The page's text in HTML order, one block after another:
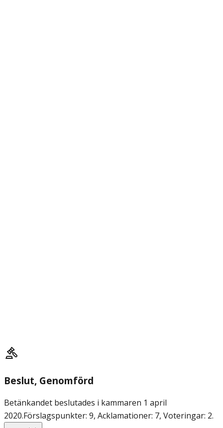
Beslut, Genomförd
Betänkandet beslutades i kammaren 1 april
2020.Förslagspunkter: 9, Acklamationer: 7, Voteringar: 2.